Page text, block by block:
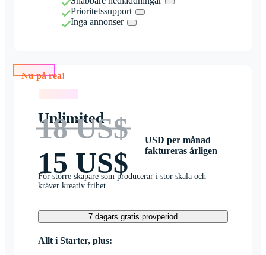
Prioritetssupport
Inga annonser
Nu på rea!
Unlimited
18 US$
15 US$
USD per månad
faktureras årligen
För större skapare som producerar i stor skala och
kräver kreativ frihet
7 dagars gratis provperiod
Allt i Starter, plus: